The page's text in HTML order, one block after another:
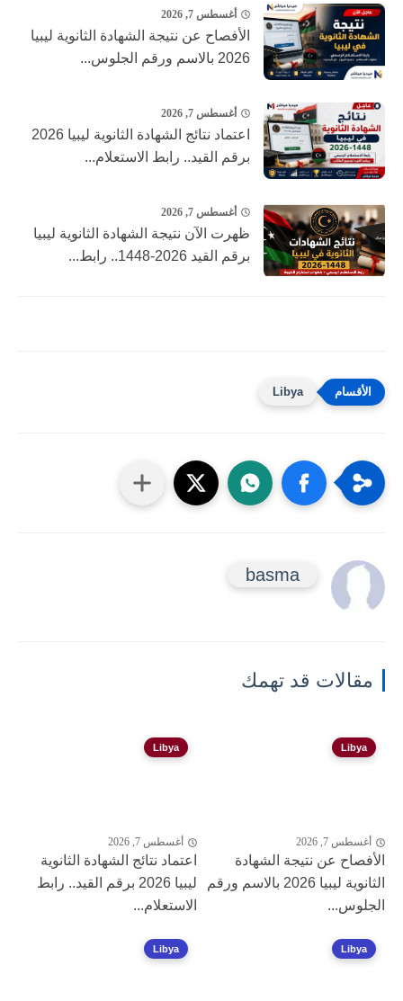
أغسطس 7, 2026
الأفصاح عن نتيجة الشهادة الثانوية ليبيا
2026 بالاسم ورقم الجلوس...
أغسطس 7, 2026
اعتماد نتائج الشهادة الثانوية ليبيا 2026
برقم القيد.. رابط الاستعلام...
أغسطس 7, 2026
ظهرت الآن نتيجة الشهادة الثانوية ليبيا
برقم القيد 2026-1448.. رابط...
Libya
basma
مقالات قد تهمك
Libya
أغسطس 7, 2026
الأفصاح عن نتيجة الشهادة
الثانوية ليبيا 2026 بالاسم ورقم
الجلوس...
Libya
أغسطس 7, 2026
اعتماد نتائج الشهادة الثانوية
ليبيا 2026 برقم القيد.. رابط
الاستعلام...
Libya
Libya